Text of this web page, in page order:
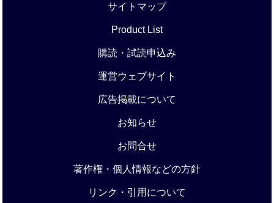
サイトマップ
Product List
購読・試読申込み
運営ウェブサイト
広告掲載について
お知らせ
お問合せ
著作権・個人情報などの方針
リンク・引用について